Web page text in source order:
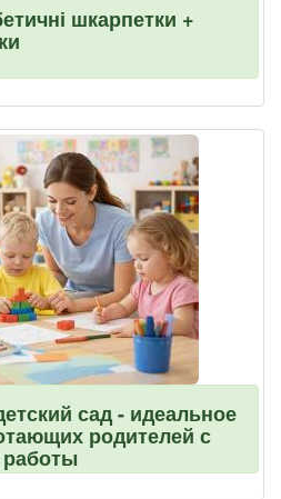
шкарпетки +
сад - идеальное
родителей с